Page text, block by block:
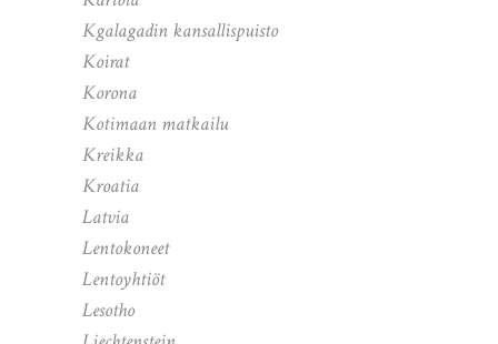
Kgalagadin kansallispuisto
Koirat
Korona
Kotimaan matkailu
Kreikka
Kroatia
Latvia
Lentokoneet
Lentoyhtiöt
Lesotho